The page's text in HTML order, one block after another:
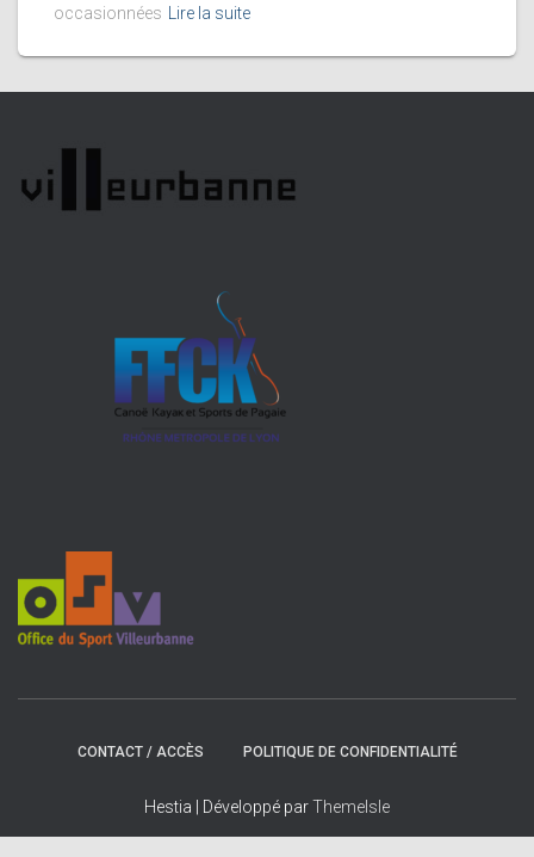
occasionnées
Lire la suite
CONTACT / ACCÈS POLITIQUE DE CONFIDENTIALITÉ
Hestia | Développé parThemeIsle